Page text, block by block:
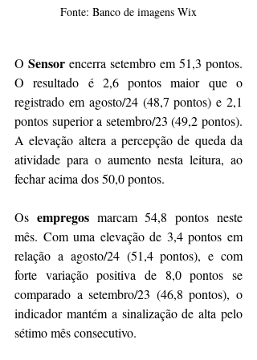
Fonte: Banco de imagens Wix
O Sensor encerra setembro em 51,3 pontos.
O resultado é 2,6 pontos maior que o
registrado em agosto/24 (48,7 pontos) e 2,1
pontos superior a setembro/23 (49,2 pontos).
A elevação altera a percepção de queda da
atividade para o aumento nesta leitura, ao
fechar acima dos 50,0 pontos.
Os empregos marcam 54,8 pontos neste
mês. Com uma elevação de 3,4 pontos em
relação a agosto/24 (51,4 pontos), e com
forte variação positiva de 8,0 pontos se
comparado a setembro/23 (46,8 pontos), o
indicador mantém a sinalização de alta pelo
sétimo mês consecutivo.